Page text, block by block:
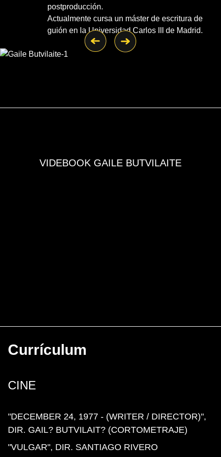
postproducción.
Actualmente cursa un máster de escritura de
guión en la Universidad Carlos III de Madrid.
VIDEBOOK GAILE BUTVILAITE
Currículum
CINE
"DECEMBER 24, 1977 - (WRITER / DIRECTOR)",
DIR. GAIL? BUTVILAIT? (CORTOMETRAJE)
"VULGAR", DIR. SANTIAGO RIVERO